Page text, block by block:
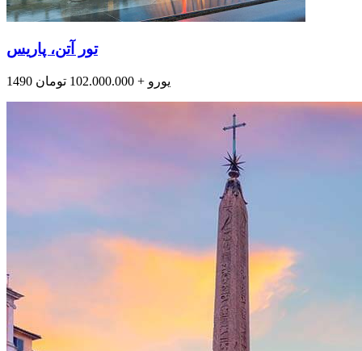
تور آتن، پاریس
1490 یورو + 102.000.000 تومان